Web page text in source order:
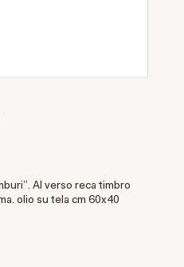
Al verso reca timbro
olio su tela cm 60x40